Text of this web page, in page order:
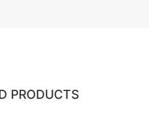
PRODUCTS